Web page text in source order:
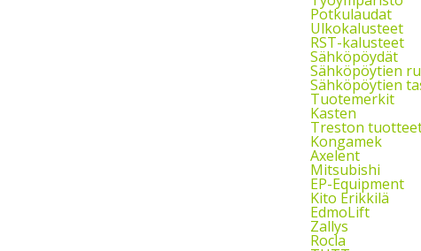
Potkulaudat
Ulkokalusteet
RST-kalusteet
Sähköpöydät
Sähköpöytien
Sähköpöytien
Tuotemerkit
Kasten
Treston
Kongamek
Axelent
Mitsubishi
EP-Equipment
Kito Erikkilä
EdmoLift
Zallys
Rocla